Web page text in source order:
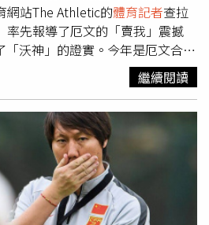
網站The Athletic的體育記者查拉
率先報導了厄文的「賣我」震撼
沃神」的證實。今年是厄文合約
也數度嘗試與籃網隊進行續約談
美元的頂薪續約合同興趣缺缺，
希望將他交易出去。30歲的厄文
但因拒打疫苗遭到禁賽，之後還無
特上分享反猶太紀錄片而被聯盟禁
隊認為長期合同續約厄文的風險
蒙上一層迷霧。不過，曾入圍8屆
賽40場，仍能繳出場均27.1分、
現。厄文目前仍未提出交易首選
繼續閱讀